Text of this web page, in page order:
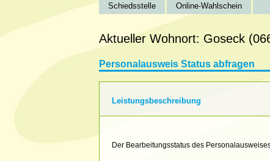
Schiedsstelle
Online-Wahlschein
Startseite»Verbandsgemeinde Unstruttal»
Aktueller Wohnort: Goseck
Personalausweis Status abfragen
Leistungsbeschreibung
Der Bearbeitungsstatus des